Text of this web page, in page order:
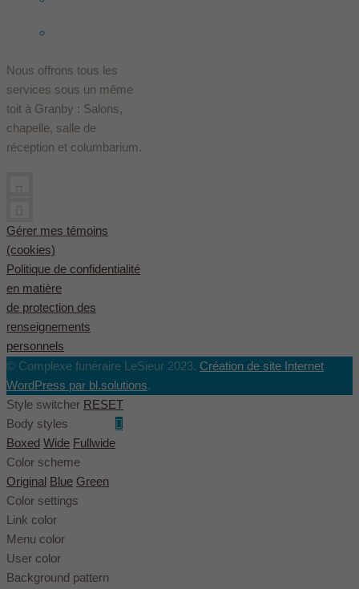
Nous offrons tous les
services sous un même
toit à Granby : Salons,
chapelle, salle de
réception et columbarium.
Gérer mes témoins
(cookies)
Politique de confidentialité
en matière
de protection des
renseignements
personnels
© Complexe funéraire LeSieur 2023. Création de site Internet
WordPress par bl.solutions.
Style switcher RESET
Body styles
Boxed Wide Fullwide
Color scheme
Original Blue Green
Color settings
Link color
Menu color
User color
Background pattern